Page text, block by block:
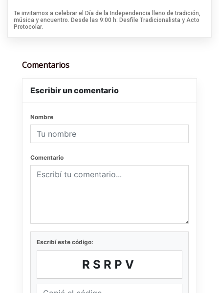
Te invitamos a celebrar el Día de la Independencia lleno de tradición,
música y encuentro. Desde las 9:00 h: Desfile Tradicionalista y Acto
Protocolar.
Comentarios
Escribir un comentario
Nombre
Comentario
Escribí este código:
RSRPV